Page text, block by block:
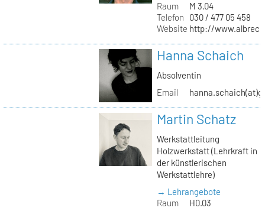
Raum
M 3.04
Telefon
030 / 477 05 458
Website http://
Hanna Schaich
Absolventin
Email
Martin Schatz
Werkstattleitung
Holzwerkstatt (Lehrkraft in
der künstlerischen
Werkstattlehre)
→ Lehrangebote
Raum
H0.03